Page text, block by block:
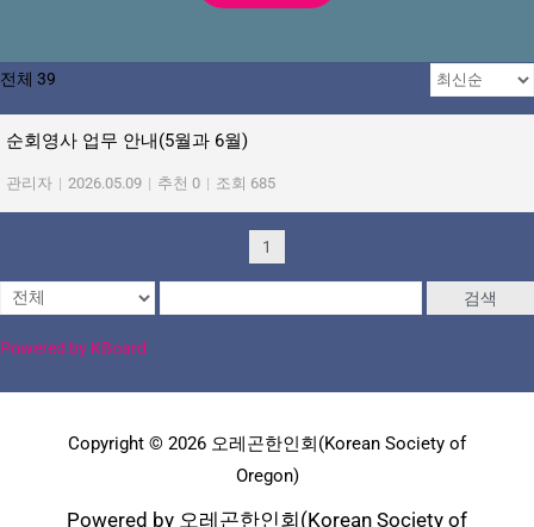
전체 39
순회영사 업무 안내(5월과 6월)
관리자 | 2026.05.09 | 추천 0 | 조회 685
1
검색
Powered by KBoard
Copyright © 2026 오레곤한인회(Korean Society of
Oregon)
Powered by 오레곤한인회(Korean Society of